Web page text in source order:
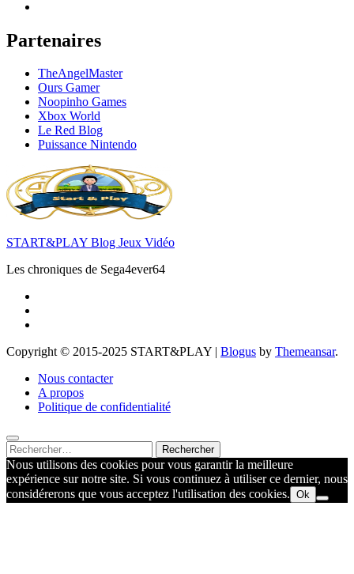
Partenaires
TheAngelMaster
Ours Gamer
Noopinho Games
Xbox World
Le Red Blog
Puissance Nintendo
START&PLAY Blog Jeux Vidéo
Les chroniques de Sega4ever64
Copyright © 2015-2025 START&PLAY | Blogus by Themeansar.
Nous contacter
A propos
Politique de confidentialité
Rechercher :
Nous utilisons des cookies pour vous garantir la meilleure
expérience sur notre site. Si vous continuez à utiliser ce dernier, nous
considérerons que vous acceptez l'utilisation des cookies. Ok